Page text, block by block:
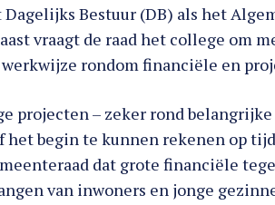
Bestuur (DB) als het
vraagt de raad het college om
rondom financiële en
projecten – zeker rond
het begin te kunnen rekenen op
dat grote financiële
van inwoners en jonge